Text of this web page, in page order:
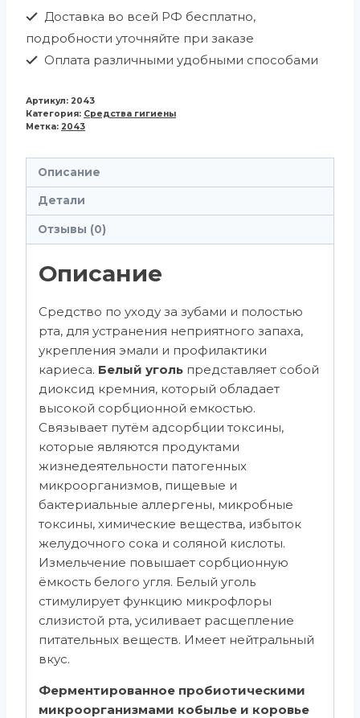
Доставка во всей РФ бесплатно,
подробности уточняйте при заказе
Оплата различными удобными способами
Артикул: 2043
Категория: Средства гигиены
Метка: 2043
Описание
Детали
Отзывы (0)
Описание
Средство по уходу за зубами и полостью
рта, для устранения неприятного запаха,
укрепления эмали и профилактики
кариеса. Белый уголь представляет собой
диоксид кремния, который обладает
высокой сорбционной емкостью.
Связывает путём адсорбции токсины,
которые являются продуктами
жизнедеятельности патогенных
микроорганизмов, пищевые и
бактериальные аллергены, микробные
токсины, химические вещества, избыток
желудочного сока и соляной кислоты.
Измельчение повышает сорбционную
ёмкость белого угля. Белый уголь
стимулирует функцию микрофлоры
слизистой рта, усиливает расщепление
питательных веществ. Имеет нейтральный
вкус.
Ферментированное пробиотическими
микроорганизмами кобылье и коровье